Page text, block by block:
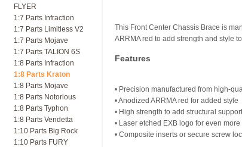
FLYER
1:7 Parts Infraction
1:7 Parts Limitless V2
1:7 Parts Mojave
1:7 Parts TALION 6S
1:8 Parts Infraction
1:8 Parts Kraton
1:8 Parts Mojave
1:8 Parts Notorious
1:8 Parts Typhon
1:8 Parts Vendetta
1:10 Parts Big Rock
1:10 Parts FURY
This Front Center Chassis Brace is
ARRMA red to add strength and style
Features
• Precision manufactured from high-
• Anodized ARRMA red for added style
• High strength to add structural
• Laser etched EXB logo for even
• Composite inserts or secure screw